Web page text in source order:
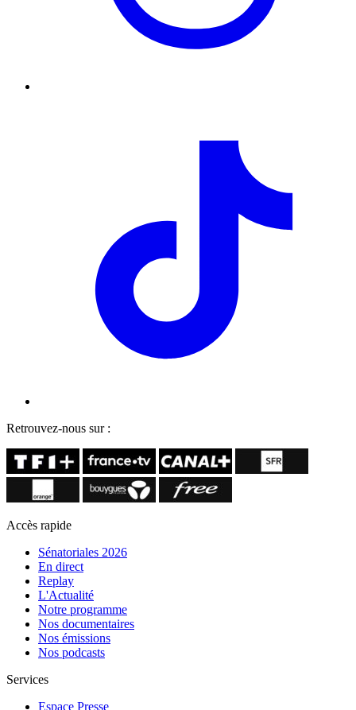
Retrouvez-nous sur :
Accès rapide
Sénatoriales 2026
En direct
Replay
L'Actualité
Notre programme
Nos documentaires
Nos émissions
Nos podcasts
Services
Espace Presse